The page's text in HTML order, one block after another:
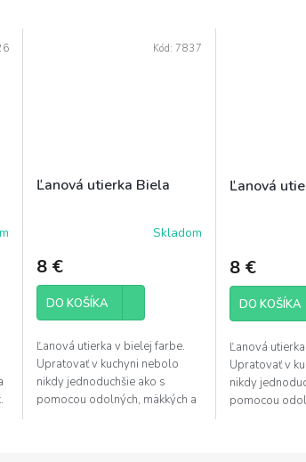
Ľanová utierka Biela
Skladom
8 €
DO KOŠÍKA
Ľanová utierka v bielej farbe.
Upratovať v kuchyni nebolo
nikdy jednoduchšie ako s
pomocou odolných, mäkkých a
Kód: 7837
Ľanová
8 €
DO KOŠÍKA
Ľanová
Upratovať v
nikdy
pomocou